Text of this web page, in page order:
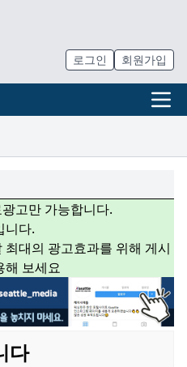
로그인 회원가입
고만 가능합니다.
니다.
대의 광고효과를 위해 게시
해 보세요
다